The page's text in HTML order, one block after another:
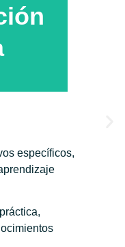
para
específicos,